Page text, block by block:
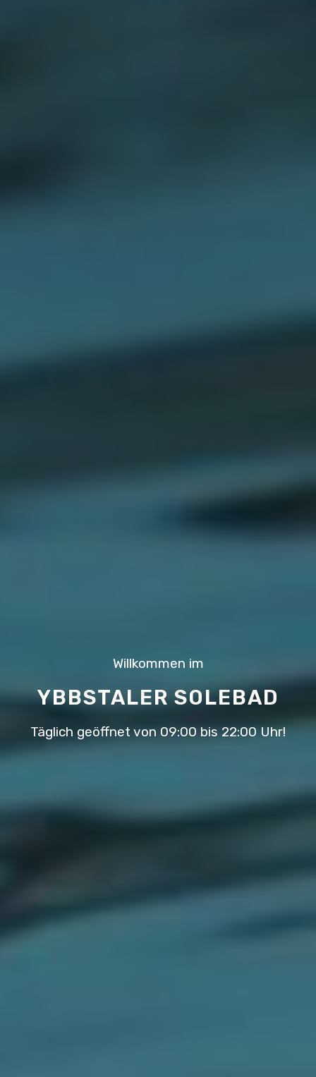
Willkommen im
YBBSTALER SOLEBAD
Täglich geöffnet von 09:00 bis 22:00 Uhr!